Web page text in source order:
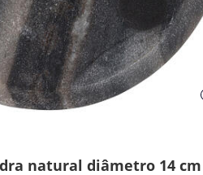
natural diâmetro 14 cm